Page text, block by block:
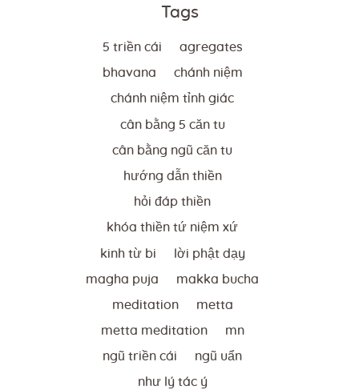
Tags
5 triền cái agregates
bhavana chánh niệm
chánh niệm tỉnh giác
cân bằng 5 căn tu
cân bằng ngũ căn tu
hướng dẫn thiền
hỏi đáp thiền
khóa thiền tứ niệm xứ
kinh từ bi lời phật dạy
magha puja makka bucha
meditation metta
metta meditation mn
ngũ triền cái ngũ uẩn
như lý tác ý